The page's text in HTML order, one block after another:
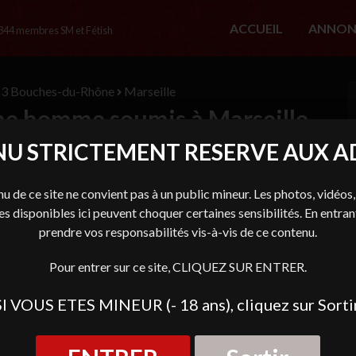
STRICTEMENT RESERVE AUX
de ce site ne convient pas à un public mineur. Les photos,
disponibles ici peuvent choquer certaines sensibilités. En
prendre vos responsabilités vis-à-vis de ce contenu.
Pour entrer sur ce site, CLIQUEZ SUR ENTRER.
VOUS ETES MINEUR (- 18 ans), cliquez sur
membres SM et Fétish ACCUEIL
Bouches-du-Rhône Marseille
homme soumis à Marseille
MAITRESSE_sandrine
En Ligne
Age
30 ans
Département
13 Bouches-du-Rhône
mait***@*****.**